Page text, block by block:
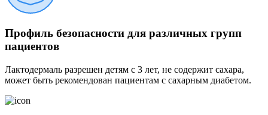
Профиль безопасности для различных групп
пациентов
Лактодермаль разрешен детям с 3 лет, не содержит сахара,
может быть рекомендован пациентам с сахарным диабетом.